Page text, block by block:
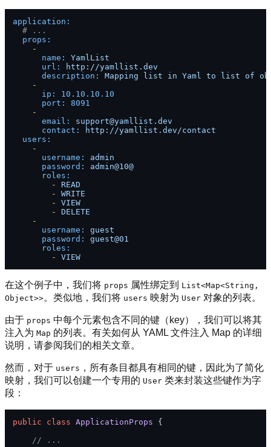
application:
# ...
props:
-
name:
YamlList
url:
http://yamllist.dev
description:
Mapping list in Yaml to list of
-
ip:
10.10 .10 .10
port:
8091
-
email:
support@yamllist.dev
contact:
http://yamllist.dev/contact
users:
-
username:
admin
password:
admin@10@
roles:
-
READ
-
WRITE
-
VIEW
-
DELETE
-
username:
guest
password:
guest@01
roles:
-
VIEW
在这个例子中，我们将 props 属性绑定到 List<Map<String,
Object>>。类似地，我们将 users 映射为 User 对象的列表。
由于 props 中每个元素包含不同的键（key），我们可以将其
注入为 Map 的列表。有关如何从 YAML 文件注入 Map 的详细
说明，请参阅我们的相关文章。
然而，对于 users ，所有条目都具有相同的键，因此为了简化
映射，我们可以创建一个专用的 User 类来封装这些键作为字
段：
public class ApplicationProps {
// ...